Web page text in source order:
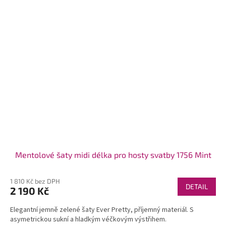
Mentolové šaty midi délka pro hosty svatby 1756 Mint
1 810 Kč bez DPH
2 190 Kč DETAIL
Elegantní jemně zelené šaty Ever Pretty, příjemný materiál. S
asymetrickou sukní a hladkým véčkovým výstřihem.